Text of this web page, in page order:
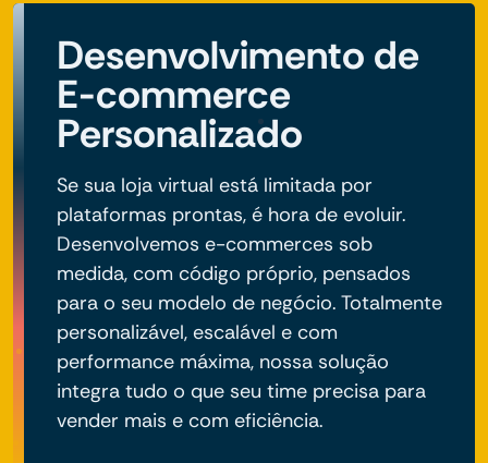
Desenvolvimento de
E-commerce
Personalizado
Se sua loja virtual está limitada por
plataformas prontas, é hora de evoluir.
Desenvolvemos e-commerces sob
medida, com código próprio, pensados
para o seu modelo de negócio. Totalmente
personalizável, escalável e com
performance máxima, nossa solução
integra tudo o que seu time precisa para
vender mais e com eficiência.